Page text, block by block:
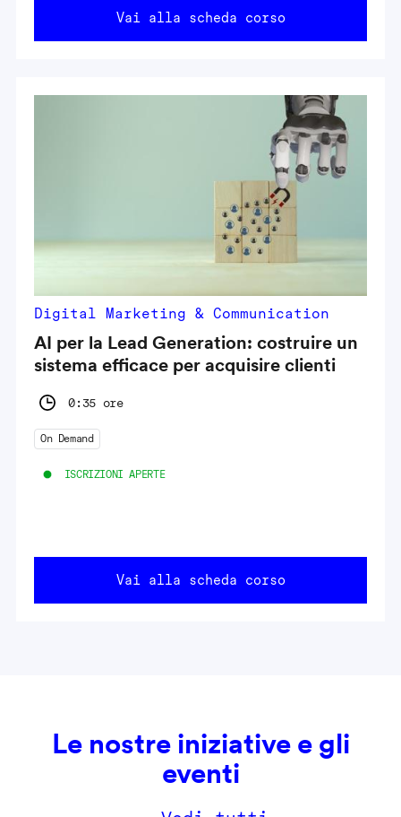
Vai alla scheda corso
Digital Marketing & Communication
AI per la Lead Generation: costruire un
sistema efficace per acquisire clienti
0:35 ore
On Demand
ISCRIZIONI APERTE
Vai alla scheda corso
Le nostre iniziative e gli
eventi